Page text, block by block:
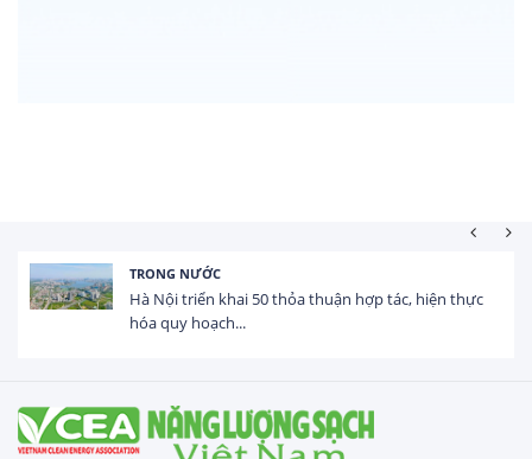
TRONG NƯỚC
Hà Nội triển khai 50 thỏa thuận hợp tác, hiện thực
hóa quy hoạch...